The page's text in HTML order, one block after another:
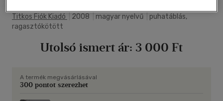
Titkos Fiók Kiadó 2008 magyar nyelvű
puhatáblás,
ragasztókötött
Utolsó ismert ár: 3 000 Ft
A termék megvásárlásával
300 pontot szerezhet